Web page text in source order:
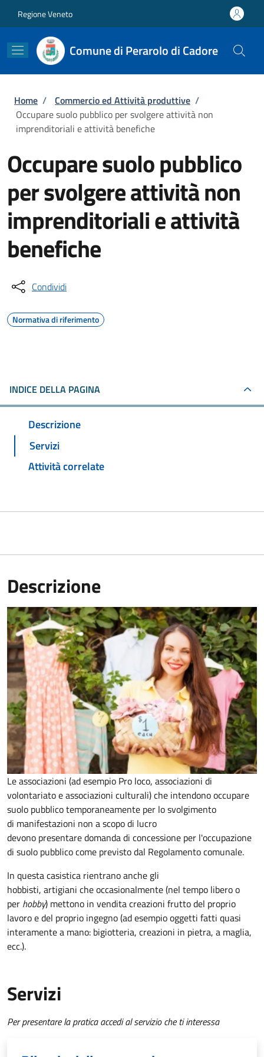
Regione Veneto
Comune di Perarolo di Cadore
Briciole di pane
Home / Commercio ed Attività produttive /
Occupare suolo pubblico per svolgere attività non
imprenditoriali e attività benefiche
Occupare suolo pubblico
per svolgere attività non
imprenditoriali e attività
benefiche
Condividi
Normativa di riferimento
INDICE DELLA PAGINA
Descrizione
Servizi
Attività correlate
Descrizione
Le associazioni (ad esempio Pro loco, associazioni di
volontariato e associazioni culturali) che intendono occupare
suolo pubblico temporaneamente per lo svolgimento
di manifestazioni non a scopo di lucro
devono presentare domanda di concessione per l'occupazione
di suolo pubblico come previsto dal Regolamento comunale.
In questa casistica rientrano anche gli
hobbisti, artigiani che occasionalmente (nel tempo libero o
per hobby) mettono in vendita creazioni frutto del proprio
lavoro e del proprio ingegno (ad esempio oggetti fatti quasi
interamente a mano: bigiotteria, creazioni in pietra, a maglia,
ecc.).
Servizi
Per presentare la pratica accedi al servizio che ti interessa